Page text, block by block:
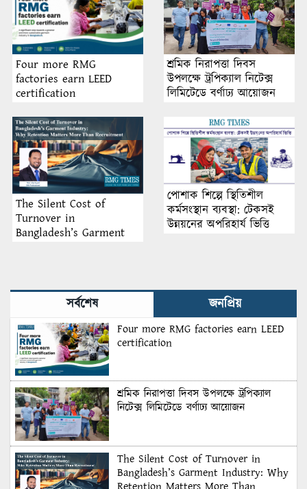
Four more RMG
factories earn LEED
certification
শ্রমিক নিরাপত্তা দিবস
উপলক্ষে ট্রপিক্যাল নিটেক্স
লিমিটেডে বর্ণাঢ্য আয়োজন
The Silent Cost of
Turnover in
Bangladesh’s Garment
পোশাক শিল্পে স্থিতিশীল
কর্মসংস্থান ব্যবস্থা: টেকসই
উন্নয়নের অপরিহার্য ভিত্তি
সর্বশেষ জনপ্রিয়
Four more RMG factories earn LEED
certification
শ্রমিক নিরাপত্তা দিবস উপলক্ষে ট্রপিক্যাল
নিটেক্স লিমিটেডে বর্ণাঢ্য আয়োজন
The Silent Cost of Turnover in
Bangladesh’s Garment Industry: Why